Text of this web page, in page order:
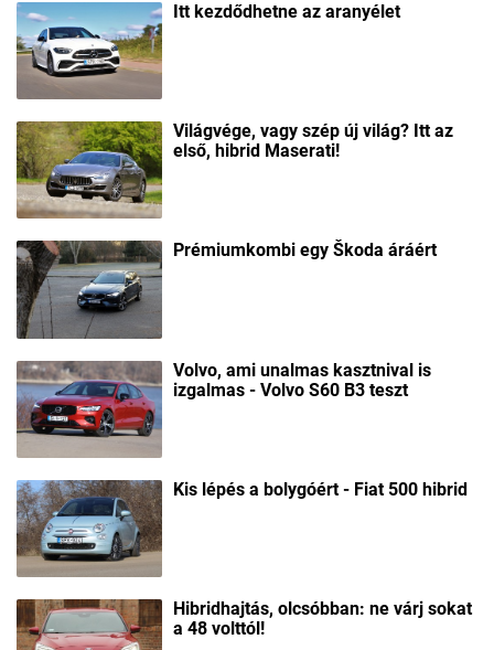
Itt kezdődhetne az aranyélet
Világvége, vagy szép új világ? Itt az
első, hibrid Maserati!
Prémiumkombi egy Škoda áráért
Volvo, ami unalmas kasztnival is
izgalmas - Volvo S60 B3 teszt
Kis lépés a bolygóért - Fiat 500 hibrid
Hibridhajtás, olcsóbban: ne várj sokat
a 48 volttól!